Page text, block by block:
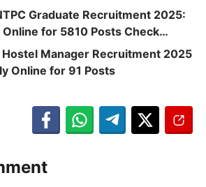
Age, Salary & Last Date
Graduate Recruitment 2025:
Online for 5810 Posts Check
Age, Salary, Exam Date & Last
Hostel Manager Recruitment 2025
Online for 91 Posts